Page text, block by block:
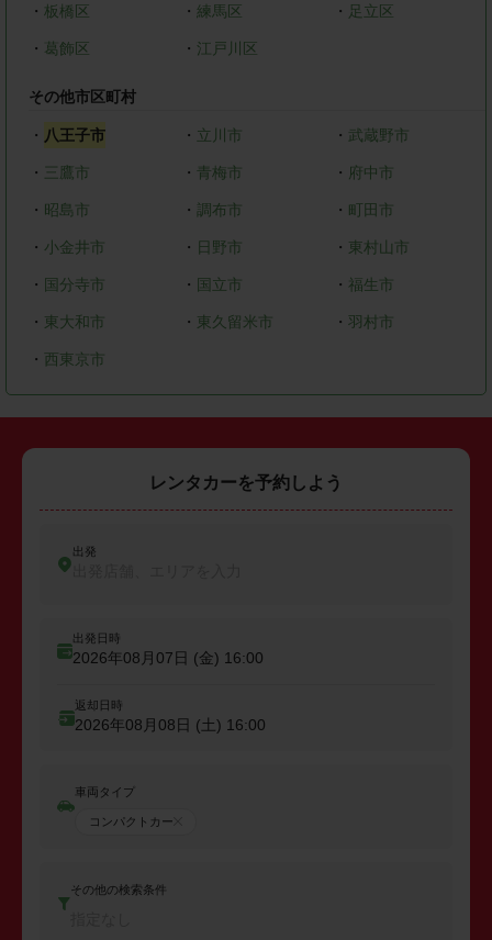
・ 板橋区 ・ 練馬区 ・ 足立区
・ 葛飾区 ・ 江戸川区
その他市区町村
・ 八王子市 ・ 立川市 ・ 武蔵野市
・ 三鷹市 ・ 青梅市 ・ 府中市
・ 昭島市 ・ 調布市 ・ 町田市
・ 小金井市 ・ 日野市 ・ 東村山市
・ 国分寺市 ・ 国立市 ・ 福生市
・ 東大和市 ・ 東久留米市 ・羽村市
・ 西東京市
レンタカーを予約しよう
出発
出発日時
2026年08月07日 (金) 16:00
返却日時
2026年08月08日 (土) 16:00
車両タイプ
コンパクトカー
その他の検索条件